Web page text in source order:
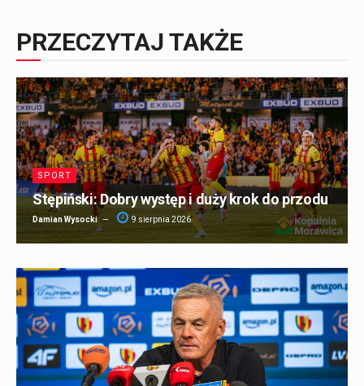
PRZECZYTAJ TAKŻE
SPORT
Stępiński: Dobry występ i duży krok do przodu
Damian Wysocki 9 sierpnia 2026